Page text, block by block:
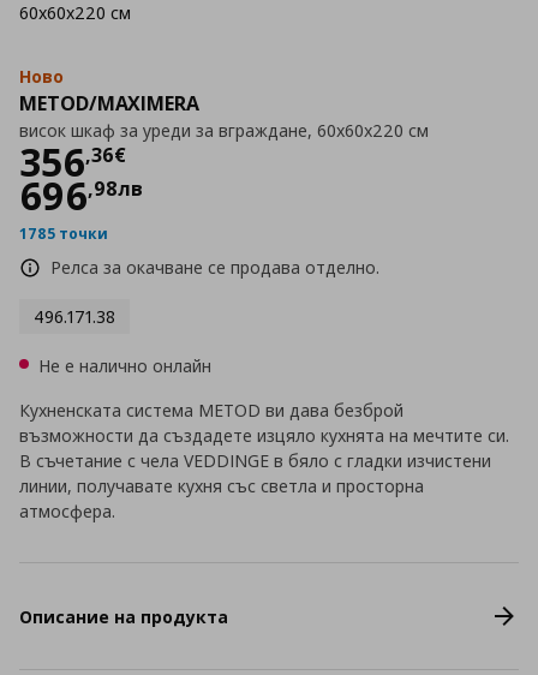
Ново
METOD/MAXIMERA
висок шкаф за уреди за вграждане, 60x60x220 см
356,36€
Цена
696,98лв
1785 точки
Релса за окачване се продава отделно.
496.171.38
60x60x220 см
Не е налично онлайн
Кухненската система METOD ви дава безброй
възможности да създадете изцяло кухнята на мечтите си.
В съчетание с чела VEDDINGE в бяло с гладки изчистени
линии, получавате кухня със светла и просторна
атмосфера.
Описание на продукта